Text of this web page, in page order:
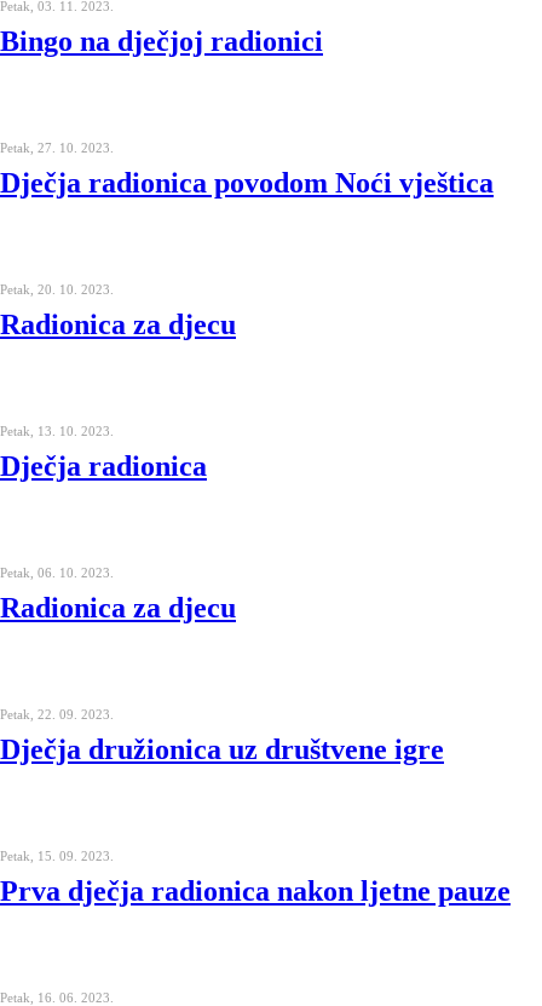
Petak, 03. 11. 2023.
Bingo na dječjoj radionici
Petak, 27. 10. 2023.
Dječja radionica povodom Noći vještica
Petak, 20. 10. 2023.
Radionica za djecu
Petak, 13. 10. 2023.
Dječja radionica
Petak, 06. 10. 2023.
Radionica za djecu
Petak, 22. 09. 2023.
Dječja družionica uz društvene igre
Petak, 15. 09. 2023.
Prva dječja radionica nakon ljetne pauze
Petak, 16. 06. 2023.